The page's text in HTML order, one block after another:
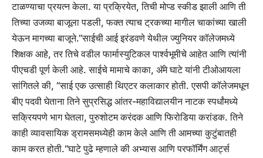
टाळण्याचा प्रयत्न केला. या प्रक्रियेत, तिची मोप्ड स्कीड झाली आणि ती
तिच्या उजव्या बाजूला पडली, फक्त त्याच ट्रकच्या मागील चाकांच्या खाली
येऊन मागच्या बाजूने.”साईची आई इरंडवणे येथील ज्युनियर कॉलेजमध्ये
शिक्षक आहे, तर तिचे वडील फार्मास्युटिकल पार्श्वभूमीचे आहेत आणि त्यांनी
पीएचडी पूर्ण केली आहे. साईचे मामाचे काका, अ‍ॅमे घाटे यांनी टीओआयला
सांगितले की, “साई एक उत्साही थिएटर कलाकार होती. एसपी कॉलेजमधून
बीए पदवी घेताना तिने सुप्रसिद्ध आंतर-महाविद्यालयीन नाटक स्पर्धांमध्ये
सक्रियपणे भाग घेतला, पुरुशोटम करंदक आणि फिरोडिया करांडक. तिने
काही व्यावसायिक ड्रामसमध्येही काम केले आणि ती आमच्या कुटुंबातही
काम करत होती.“घाटे पुढे म्हणाले की अभ्यास आणि परफॉर्मिंग आर्ट्स